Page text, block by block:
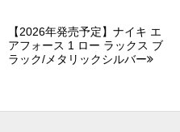
【2026年発売予定】ナイキ エ
アフォース 1 ロー ラックス ブ
ラック/メタリックシルバー